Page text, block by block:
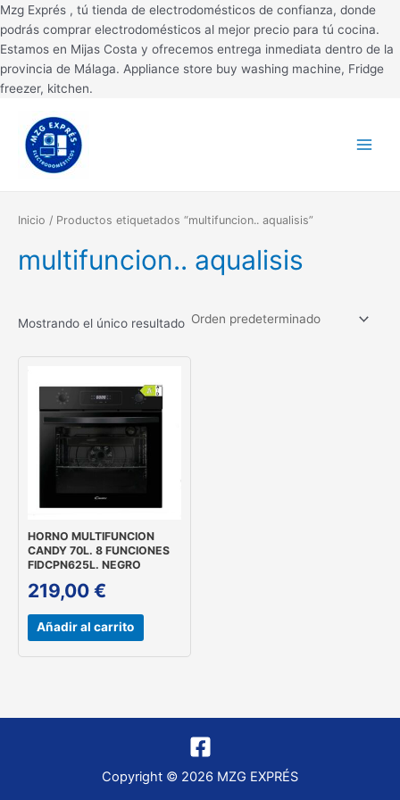
Mzg Exprés , tú tienda de electrodomésticos de confianza, donde
podrás comprar electrodomésticos al mejor precio para tú cocina.
Estamos en Mijas Costa y ofrecemos entrega inmediata dentro de la
provincia de Málaga. Appliance store buy washing machine, Fridge
freezer, kitchen.
Ir
al
contenido
Menu
Inicio / Productos etiquetados “multifuncion.. aqualisis”
multifuncion.. aqualisis
Mostrando el único resultado
HORNO MULTIFUNCION
CANDY 70L. 8 FUNCIONES
FIDCPN625L. NEGRO
219,00 €
Añadir al carrito
Copyright © 2026 MZG EXPRÉS